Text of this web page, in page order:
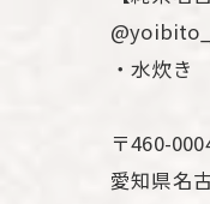
・水炊
〒460-
愛知県名